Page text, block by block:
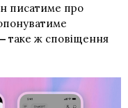
писатиме про
таке ж сповіщення